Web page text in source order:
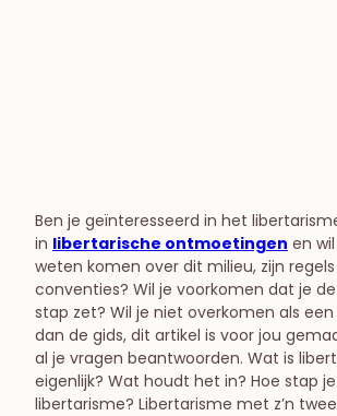
Open relaties
Ben je geïnteresseerd in het
in libertarische ontmoetingen en
weten komen over dit milieu, zijn
conventies? Wil je voorkomen dat je
stap zet? Wil je niet overkomen als
dan de gids, dit artikel is voor jou
al je vragen beantwoorden. Wat is
eigenlijk? Wat houdt het in? Hoe stap
libertarisme? Libertarisme met z’n